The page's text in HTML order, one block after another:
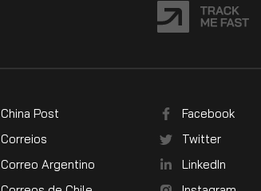
China Post
Correios
Correo Argentino
Facebook
Twitter
LinkedIn